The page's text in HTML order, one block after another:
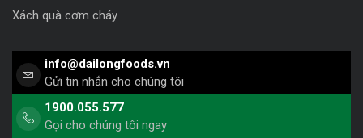
Xách quà cơm cháy
info@dailongfoods.vn
Gửi tin nhắn cho chúng tôi
1900.055.577
Gọi cho chúng tôi ngay